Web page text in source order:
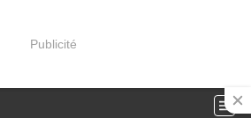
Publicité